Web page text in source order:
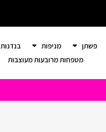
פשתן מניפות בנדנות
מטפחות מרובעות מעוצבות